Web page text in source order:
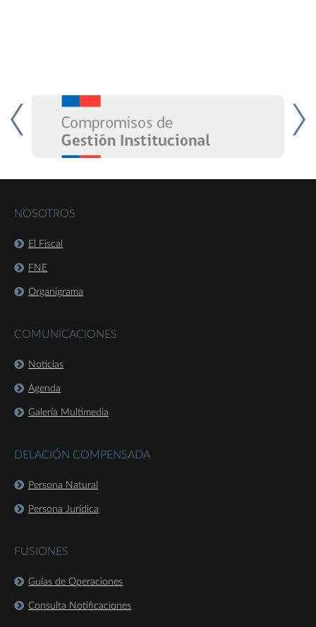
NOSOTROS
El Fiscal
FNE
Organigrama
COMUNICACIONES
Noticias
Agenda
Galería Multimedia
DELACIÓN COMPENSADA
Persona Natural
Persona Jurídica
FUSIONES
Guías de Operaciones
Consulta Notificaciones